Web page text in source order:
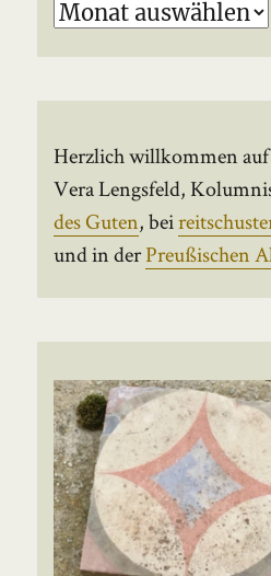
Archiv
Herzlich willkommen
Vera Lengsfeld,
des Guten, bei
und in derPreußischen